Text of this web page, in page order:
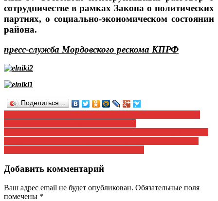
сотрудничестве в рамках Закона о политических
партиях, о социально-экономическом состоянии
района.
пресс-служба Мордовского рескома КПРФ
Поделиться…
Навигация
по
записям
Добавить комментарий
Ваш адрес email не будет опубликован. Обязательные поля
помечены *